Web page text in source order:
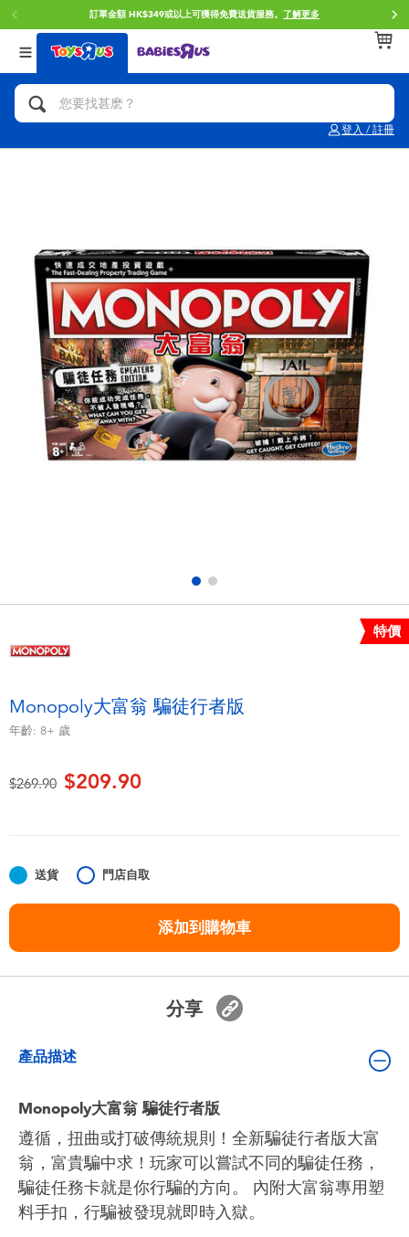
訂單金額 HK$349或以上可獲得免費送貨服務。 了解更多
登入 / 註冊
返回
分類目錄
人氣英雄,角色扮演,射擊玩具
玩具車,貨車,火車及遙控系列
手工藝,文具,蠟筆,泥膠,畫板
娃娃, 芭比,收藏公仔
電子玩具
毛毛公仔玩具
夏日用品
任天堂 Switch
返回
品牌
Brunch Brother 早午餐兄弟
Mini Brands
Play-Doh培樂多
Pokemon寶可夢
playpop
返回
年齢
0~2歳
8~11歳
12~14歳
14歳以上
特價
Monopoly大富翁 騙徒行者版
年齡: 8+ 歲
價格從
$269.90至$209.90
送貨 門店自取
添加到購物車
分享
產品描述
Monopoly大富翁 騙徒行者版
遵循，扭曲或打破傳統規則！全新騙徒行者版大富
翁，富貴騙中求！玩家可以嘗試不同的騙徒任務，
騙徒任務卡就是你行騙的方向。 內附大富翁專用塑
料手扣，行騙被發現就即時入獄。